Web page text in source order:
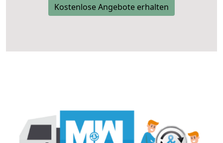
Kostenlose Angebote erhalten